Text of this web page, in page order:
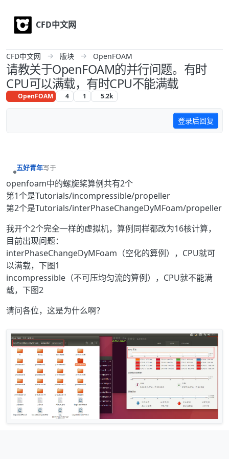
CFD中文网
CFD中文网 版块 OpenFOAM
请教关于OpenFOAM的并行问题。有时
CPU可以满载，有时CPU不能满载
OpenFOAM 4 1 5.2k
登录后回复
五好青年写于
最后由 编辑
openfoam中的螺旋桨算例共有2个
第1个是Tutorials/incompressible/propeller
第2个是Tutorials/interPhaseChangeDyMFoam/propeller
我开个2个完全一样的虚拟机，算例同样都改为16核计算，
目前出现问题：
interPhaseChangeDyMFoam（空化的算例），CPU就可
以满载，下图1
incompressible（不可压均匀流的算例），CPU就不能满
载，下图2
请问各位，这是为什么啊？